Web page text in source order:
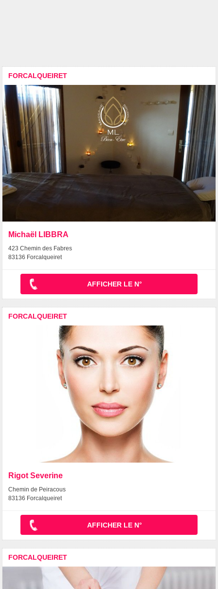
FORCALQUEIRET
Michaël LIBBRA
423 Chemin des Fabres
83136 Forcalqueiret
AFFICHER LE N°
FORCALQUEIRET
Rigot Severine
Chemin de Peiracous
83136 Forcalqueiret
AFFICHER LE N°
FORCALQUEIRET